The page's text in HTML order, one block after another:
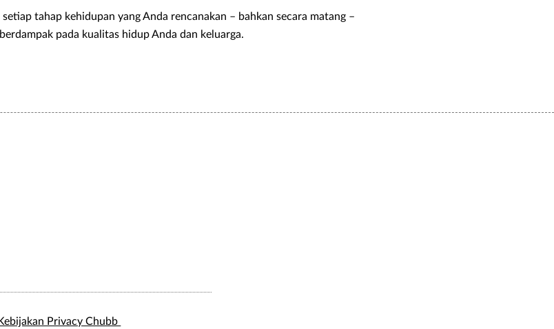
tahap kehidupan yang Anda rencanakan – bahkan secara matang –
pada kualitas hidup Anda dan keluarga.
Kebijakan Privacy Chubb